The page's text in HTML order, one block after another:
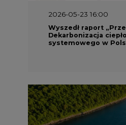
2026-05-23 16:00
Wyszedł raport
Dekarbonizacja
systemowego w